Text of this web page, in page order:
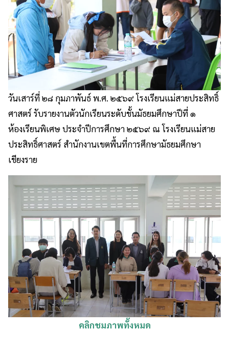
วันเสาร์ที่ ๒๘ กุมภาพันธ์ พ.ศ. ๒๕๖๙ โรงเรียนแม่สายประสิทธิ์
ศาสตร์ รับรายงานตัวนักเรียนระดับชั้นมัธยมศึกษาปีที่ ๑
ห้องเรียนพิเศษ ประจำปีการศึกษา ๒๕๖๙ ณ โรงเรียนแม่สาย
ประสิทธิ์ศาสตร์ สำนักงานเขตพื้นที่การศึกษามัธยมศึกษา
เชียงราย
คลิกชมภาพทั้งหมด